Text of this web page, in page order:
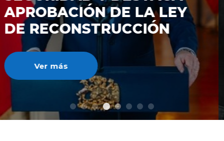
DE RECONSTRUCCIÓ
NACIONAL
Ver más